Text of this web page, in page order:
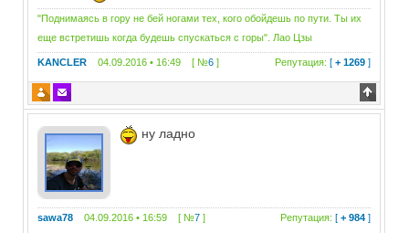
"Поднимаясь в гору не бей ногами тех, кого обойдешь по пути. Ты их
еще встретишь когда будешь спускаться с горы". Лао Цзы
KANCLER 04.09.2016 • 16:49 [ №6 ] Репутация: [+ 1269 ]
ну ладно
sawa78 04.09.2016 • 16:59 [ №7 ] Репутация: [+ 984 ]